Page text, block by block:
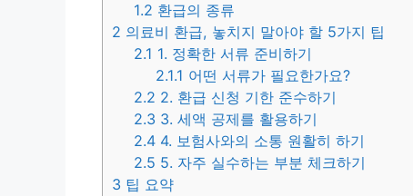
1.2 환급의 종류
2 의료비 환급, 놓치지 말아야 할 5가지 팁
2.1 1. 정확한 서류 준비하기
2.1.1 어떤 서류가 필요한가요?
2.2 2. 환급 신청 기한 준수하기
2.3 3. 세액 공제를 활용하기
2.4 4. 보험사와의 소통 원활히 하기
2.5 5. 자주 실수하는 부분 체크하기
3 팁 요약